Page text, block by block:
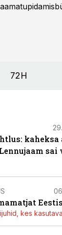
72H
kaheksa
sai
Eestis
kes